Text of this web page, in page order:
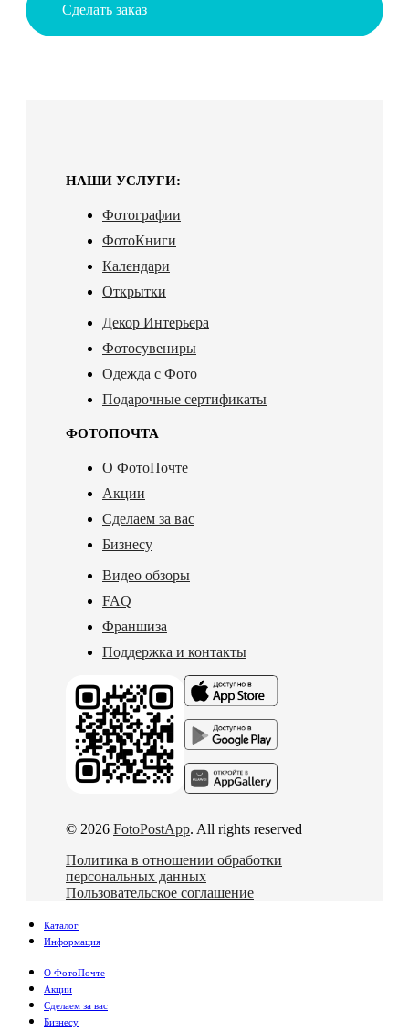
Сделать заказ
НАШИ УСЛУГИ:
Фотографии
ФотоКниги
Календари
Открытки
Декор Интерьера
Фотосувениры
Одежда с Фото
Подарочные сертификаты
ФОТОПОЧТА
О ФотоПочте
Акции
Сделаем за вас
Бизнесу
Видео обзоры
FAQ
Франшиза
Поддержка и контакты
© 2026 FotoPostApp. All rights reserved
Политика в отношении обработки
персональных данных
Пользовательское соглашение
Каталог
Информация
О ФотоПочте
Акции
Сделаем за вас
Бизнесу